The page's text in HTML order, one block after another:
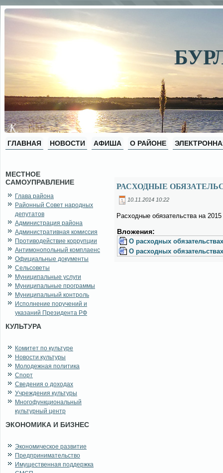
ГЛАВНАЯ НОВОСТИ АФИША О РАЙОНЕ
МЕСТНОЕ
САМОУПРАВЛЕНИЕ
Глава района
Районный Совет народных
депутатов
Администрация района
Административная комиссия
Противодействие коррупции
Антимонопольный комплаенс
Официальные документы
Сельсоветы
Муниципальные услуги
Муниципальные программы
Муниципальный контроль
Исполнение поручений и
указаний Президента РФ
КУЛЬТУРА
Комитет по культуре
Новости культуры
Молодежная политика
Спорт
Сведения о доходах
Учреждения культуры
Многофункциональный
культурный центр
ЭКОНОМИКА И БИЗНЕС
Экономическое развитие
Предпринимательство
Имущественная поддержка
РАСХОДНЫЕ
10.11.2014 10:22
Рас­ход­ные обя­за­тель­ства на 2015
Вло­же­ния:
О рас­ход­ных
О рас­ход­ных